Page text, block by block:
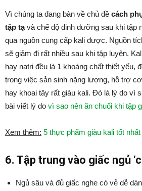
Vì chúng ta đang bàn về chủ đề cách
tập tạvà chế độ dinh dưỡng sau khi tập
qua nguồn cung cấp kali được. Nguồn
sẽ giảm đi rất nhiều sau khi tập luyện.
hay natri đều là 1 khoáng chất thiết yếu,
trong việc sản sinh nặng lượng, hỗ trợ
hay khoai tây rất giàu kali. Đó là lý do vì
bài viết lý do vì sao nên ăn chuối khi tập
Xem thêm: 5 thực phẩm giàu kali tốt nhất
6. Tập trung vào giấc ngủ
Ngủ sâu và đủ giấc nghe có vẻ dễ